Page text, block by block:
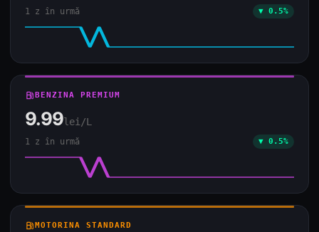
1 z în urmă ▼ 0.5%
local_gas_stationBENZINA PREMIUM
9.99lei/L
1 z în urmă ▼ 0.5%
local_gas_stationMOTORINA STANDARD